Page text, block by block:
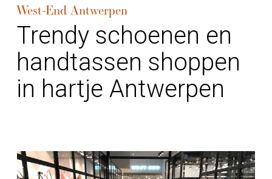
West-End Antwerpen
Trendy schoenen en
handtassen shoppen
in hartje Antwerpen